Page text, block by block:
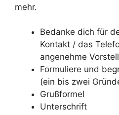
mehr.
Bedanke dich für
Kontakt / das
angenehme
Formuliere und
(ein bis zwei
Grußformel
Unterschrift